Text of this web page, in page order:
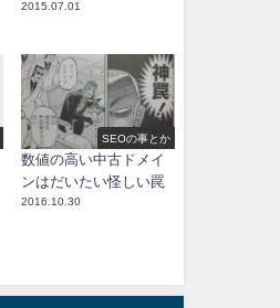
2015.07.01
SEOの事とか
数値の高い中古ドメイ
ンはだいたい怪しい罠
2016.10.30